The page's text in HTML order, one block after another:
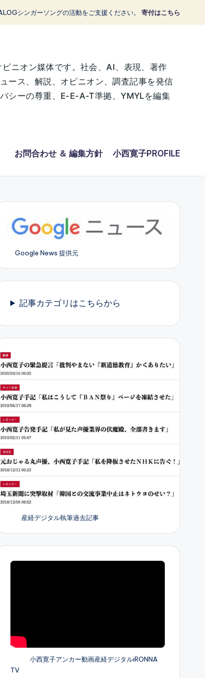
シンガーソングの活動をご支援ください。 寄付はこちら
ニオン媒体です。社会、AI、表現、著作
ース、解説、オピニオン、調査記事を発信
シーの尊重、E-E-A-T準拠、YMYLを編集
お問合わせ ＆ 編集方針 小西寛子PROFILE
News 提供元
記事カテゴリはこちらから
経デジタル執筆過去記事
小西寛子アンカー動画産経デジタルiRONNA
TV